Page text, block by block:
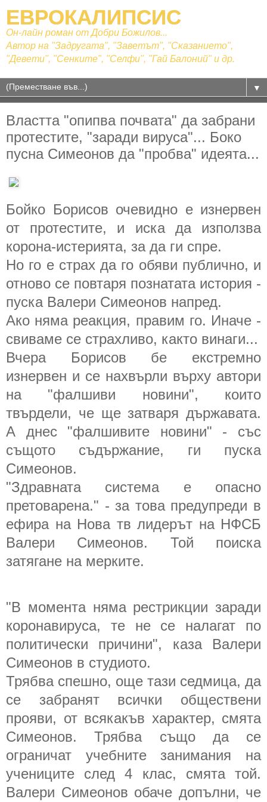
ЕВРОКАЛИПСИС
Он-лайн роман от Добри Божилов...
Автор на "Задругата", "Заветът", "Сказанието",
"Девети", "Сенките", "Селфи", "Гай Балоний" и др.
▼
Властта "опипва почвата" да забрани
протестите, "заради вируса"... Боко
пусна Симеонов да "пробва" идеята...
Бойко Борисов очевидно е изнервен
от протестите, и иска да използва
корона-истерията, за да ги спре.
Но го е страх да го обяви публично, и
отново се повтаря познатата история -
пуска Валери Симеонов напред.
Ако няма реакция, правим го. Иначе -
свиваме се страхливо, както винаги...
Вчера Борисов бе екстремно
изнервен и се нахвърли върху автори
на "фалшиви новини", които
твърдели, че ще затваря държавата.
А днес "фалшивите новини" - със
същото съдържание, ги пуска
Симеонов.
"Здравната система е опасно
претоварена." - за това предупреди в
ефира на Нова тв лидерът на НФСБ
Валери Симеонов. Той поиска
затягане на мерките.
"В момента няма рестрикции заради
коронавируса, те не се налагат по
политически причини", каза Валери
Симеонов в студиото.
Трябва спешно, още тази седмица, да
се забранят всички обществени
прояви, от всякакъв характер, смята
Симеонов. Трябва също да се
ограничат учебните занимания на
учениците след 4 клас, смята той.
Валери Симеонов обаче допълни, че